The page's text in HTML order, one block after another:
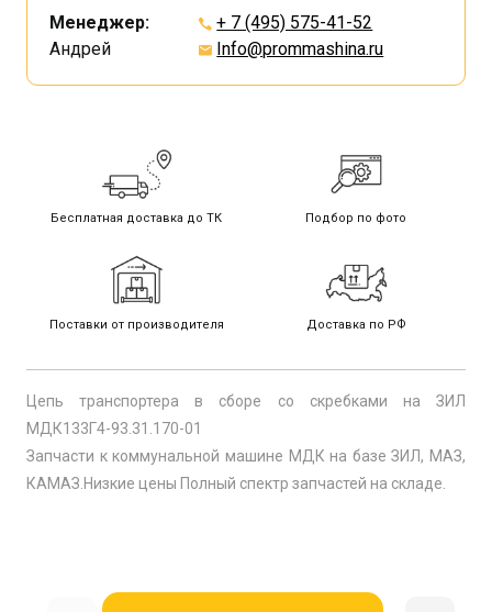
Менеджер:
Андрей
+ 7 (495) 575-41-52
Info@prommashina.ru
Бесплатная доставка до ТК Подбор по фото
Поставки от производителя Доставка по РФ
Цепь транспортера в сборе со скребками на ЗИЛ
МДК133Г4-93.31.170-01
Запчасти к коммунальной машине МДК на базе ЗИЛ, МАЗ,
КАМАЗ.Низкие цены Полный спектр запчастей на складе.